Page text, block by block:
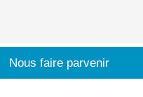
Nous faire parvenir